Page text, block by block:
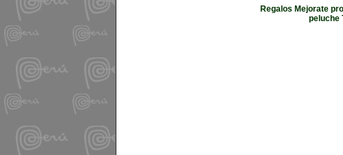
Regalos Mejorate
peluche